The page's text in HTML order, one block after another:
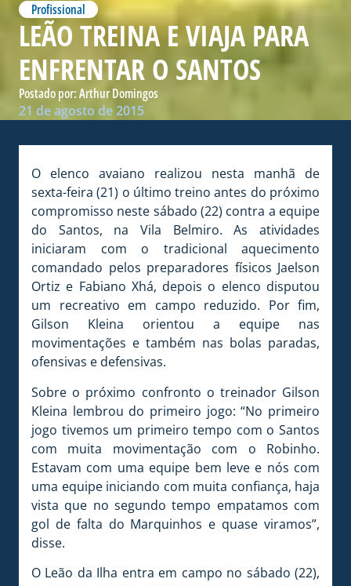
Profissional
LEÃO TREINA E VIAJA PARA
ENFRENTAR O SANTOS
Postado por:Arthur Domingos
21 de agosto de 2015
O elenco avaiano realizou nesta manhã de
sexta-feira (21) o último treino antes do próximo
compromisso neste sábado (22) contra a equipe
do Santos, na Vila Belmiro. As atividades
iniciaram com o tradicional aquecimento
comandado pelos preparadores físicos Jaelson
Ortiz e Fabiano Xhá, depois o elenco disputou
um recreativo em campo reduzido. Por fim,
Gilson Kleina orientou a equipe nas
movimentações e também nas bolas paradas,
ofensivas e defensivas.
Sobre o próximo confronto o treinador Gilson
Kleina lembrou do primeiro jogo: “No primeiro
jogo tivemos um primeiro tempo com o Santos
com muita movimentação com o Robinho.
Estavam com uma equipe bem leve e nós com
uma equipe iniciando com muita confiança, haja
vista que no segundo tempo empatamos com
gol de falta do Marquinhos e quase viramos”,
disse.
O Leão da Ilha entra em campo no sábado (22),